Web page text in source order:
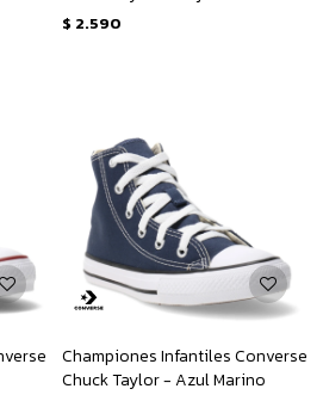
$ 2.590
Championes Infantiles Converse
Chuck Taylor - Azul Marino